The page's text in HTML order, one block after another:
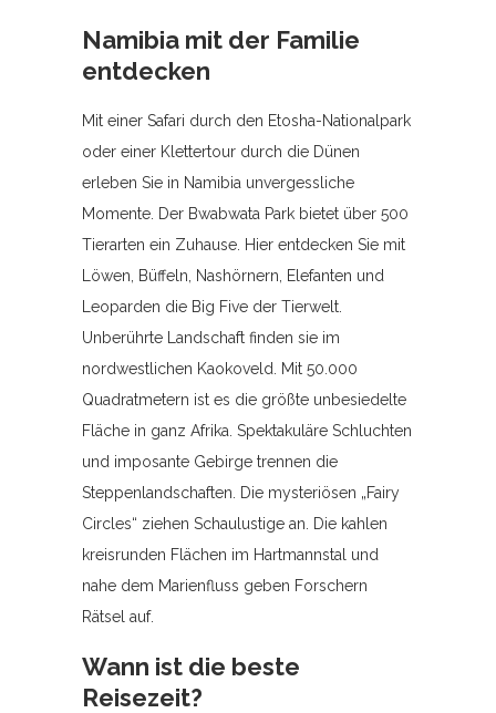
Namibia mit der Familie
entdecken
Mit einer Safari durch den Etosha-Nationalpark
oder einer Klettertour durch die Dünen
erleben Sie in Namibia unvergessliche
Momente. Der Bwabwata Park bietet über 500
Tierarten ein Zuhause. Hier entdecken Sie mit
Löwen, Büffeln, Nashörnern, Elefanten und
Leoparden die Big Five der Tierwelt.
Unberührte Landschaft finden sie im
nordwestlichen Kaokoveld. Mit 50.000
Quadratmetern ist es die größte unbesiedelte
Fläche in ganz Afrika. Spektakuläre Schluchten
und imposante Gebirge trennen die
Steppenlandschaften. Die mysteriösen „Fairy
Circles“ ziehen Schaulustige an. Die kahlen
kreisrunden Flächen im Hartmannstal und
nahe dem Marienfluss geben Forschern
Rätsel auf.
Wann ist die beste
Reisezeit?